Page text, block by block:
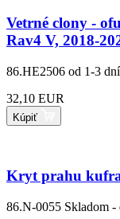
Vetrné clony -
Rav4 V, 2018-
86.HE2506 od 1-3 dní
32,10 EUR
Kúpiť
Kryt prahu
86.N-0055 Skladom -